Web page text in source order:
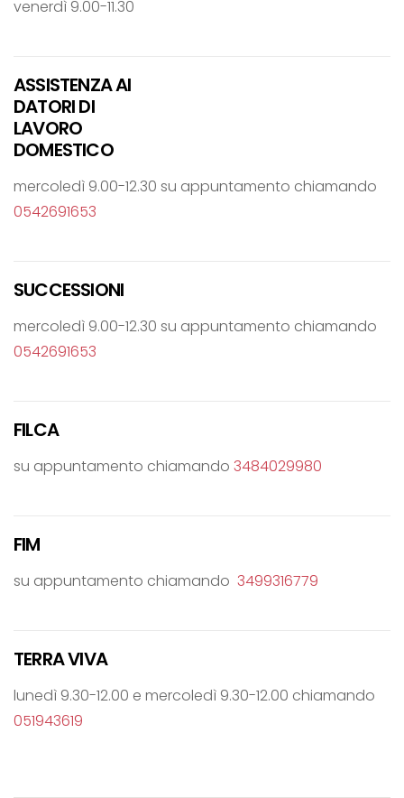
venerdì 9.00-11.30
ASSISTENZA AI
DATORI DI
LAVORO
DOMESTICO
mercoledì 9.00-12.30 su appuntamento chiamando
0542691653
SUCCESSIONI
mercoledì 9.00-12.30 su appuntamento chiamando
0542691653
FILCA
su appuntamento chiamando 3484029980
FIM
su appuntamento chiamando 3499316779
TERRA VIVA
lunedì 9.30-12.00 e mercoledì 9.30-12.00 chiamando
051943619